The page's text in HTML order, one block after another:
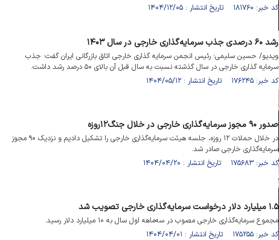
کد خبر: ۱۸۱۷۶۰ تاریخ انتشار : ۱۴۰۴/۱۲/۰۵
رشد ۶۰ درصدی جذب سرمایه‌گذاری خارجی در سال ۱۴۰۳
ویدیو/ حسین سلیمی؛ رئیس انجمن سرمایه گذاری خارجی اتاق بازرگانی ایران گفت: جذب
سرمایه گذاری خارجی در سال گذشته نسبت به سال قبل آن بالای ۵۰ درصد رشد داشت.
کد خبر: ۱۷۶۲۴۵ تاریخ انتشار : ۱۴۰۴/۰۵/۱۲
صدور ۹۰ مجوز سرمایه‌گذاری خارجی در خلال جنگ۱۲روزه
در خلال حملات ۱۲ روزه، جلسه هیئت سرمایه‌گذاری خارجی را تشکیل دادیم و نزدیک ۹۰ مجوز
سرمایه‌گذاری خارجی صادر شد.
کد خبر: ۱۷۵۶۸۳ تاریخ انتشار : ۱۴۰۴/۰۴/۲۰
۱.۵ میلیارد دلار درخواست سرمایه‌گذاری خارجی تصویب شد
مجموع سرمایه‌گذاری خارجی مصوب در سه‌ماهه اول سال به ۱۰ میلیارد دلار رسید.
کد خبر: ۱۷۵۲۵۵ تاریخ انتشار : ۱۴۰۴/۰۴/۰۱